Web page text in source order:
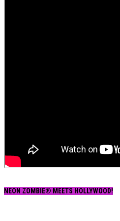
NEON ZOMBIE® MEETS HOLLYWOOD!